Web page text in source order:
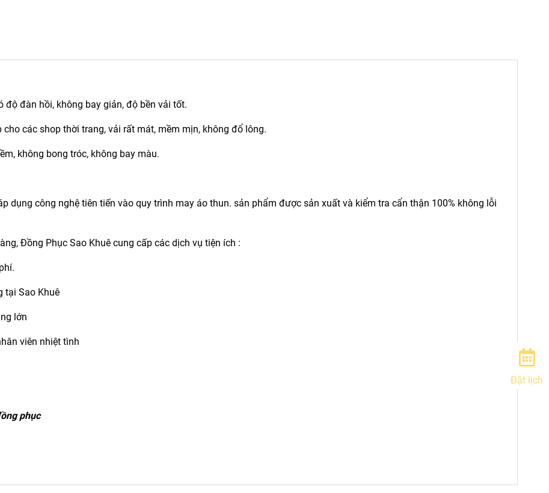
độ đàn hồi, không bay giản, độ bền vải tốt.
các shop thời trang, vải rất mát, mềm mịn, không đổ lông.
không bong tróc, không bay màu.
dụng công nghệ tiên tiến vào quy trình may áo thun. sản phẩm được sản xuất và kiểm tra cẩn thận 100% không lỗi
Đồng Phục Sao Khuê cung cấp các dịch vụ tiện ích :
tại Sao Khuê
lớn
viên nhiệt tình
phục
Đặt lịch